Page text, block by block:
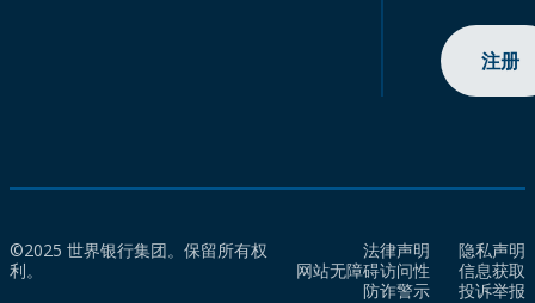
注册
©2025 世界银行集团。保留所有权
利。
法律声明
隐私声明
网站无障碍访问性
信息获取
防诈警示
投诉举报